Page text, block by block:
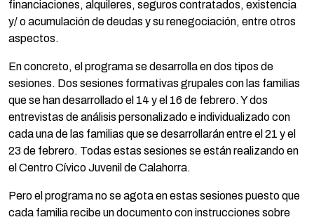
financiaciones, alquileres, seguros contratados, existencia
y/ o acumulación de deudas y su renegociación, entre otros
aspectos.
En concreto, el programa se desarrolla en dos tipos de
sesiones. Dos sesiones formativas grupales con las familias
que se han desarrollado el 14 y el 16 de febrero. Y dos
entrevistas de análisis personalizado e individualizado con
cada una de las familias que se desarrollarán entre el 21 y el
23 de febrero. Todas estas sesiones se están realizando en
el Centro Cívico Juvenil de Calahorra.
Pero el programa no se agota en estas sesiones puesto que
cada familia recibe un documento con instrucciones sobre